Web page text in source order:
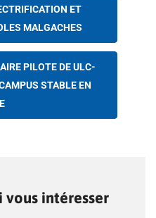
ET
MALGACHES
PILOTE DE ULC-
STABLE EN
vous intéresser